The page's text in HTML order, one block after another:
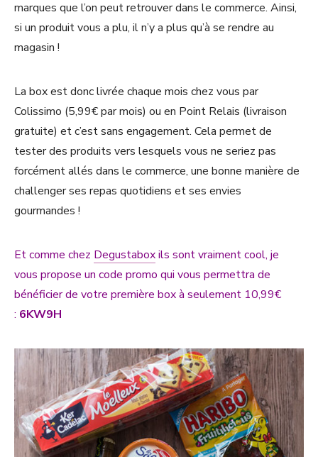
marques que l’on peut retrouver dans le commerce. Ainsi,
si un produit vous a plu, il n’y a plus qu’à se rendre au
magasin !
La box est donc livrée chaque mois chez vous par
Colissimo (5,99€ par mois) ou en Point Relais (livraison
gratuite) et c’est sans engagement. Cela permet de
tester des produits vers lesquels vous ne seriez pas
forcément allés dans le commerce, une bonne manière de
challenger ses repas quotidiens et ses envies
gourmandes !
Et comme chez Degustaboxils sont vraiment cool, je
vous propose un code promo qui vous permettra de
bénéficier de votre première box à seulement 10,99€
: 6KW9H